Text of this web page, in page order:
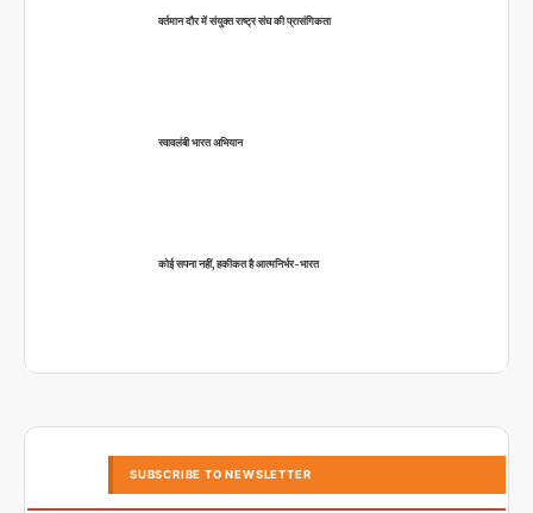
वर्तमान दौर में संयुक्त राष्ट्र संघ की प्रासंगिकता
स्वावलंबी भारत अभियान
कोई सपना नहीं, हकीकत है आत्मनिर्भर-भारत
SUBSCRIBE TO NEWSLETTER